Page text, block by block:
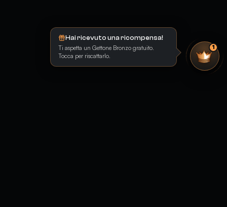
Hai ricevuto una ricompensa!
Ti aspetta un Gettone Bronzo gratuito.
Tocca per riscattarlo.
1